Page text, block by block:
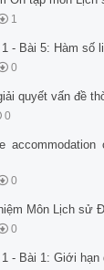
1
- Bài 5: Hàm số
0
quyết vấn đề
0
accommodation
0
Môn Lịch sử
0
- Bài 1: Giới hạn